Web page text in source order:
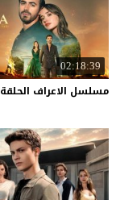
02:18:39
مسلسل الاعراف الحلقة